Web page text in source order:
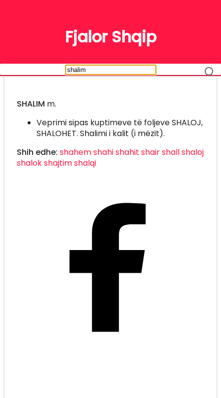
Fjalor Shqip
SHALIM m.
Veprimi sipas kuptimeve të foljeve SHALOJ,
SHALOHET. Shalimi i kalit (i mëzit).
Shih edhe: shahemshahishahit shairshallshaloj
shalokshajtimshalqi